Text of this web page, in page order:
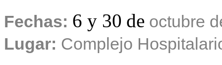
Fechas: 6 y 30 de octubre
Lugar: Complejo